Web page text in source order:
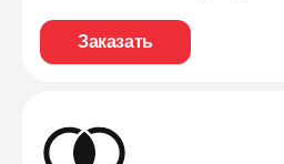
Заказать